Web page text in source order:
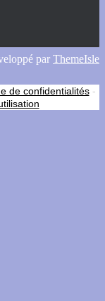
par ThemeIsle
de confidentialités-